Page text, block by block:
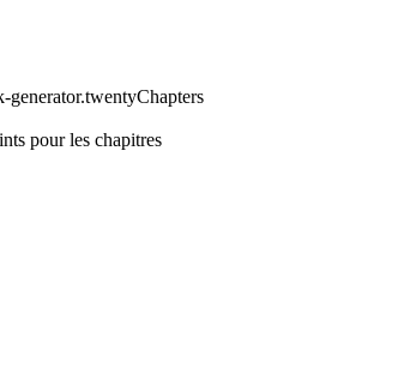
generator.twentyChapters
pour les chapitres